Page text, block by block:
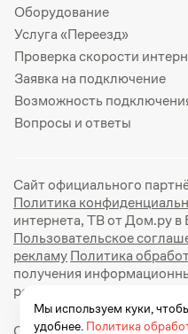
Оборудование
Услуга «Переезд»
Проверка скорости
Заявка на подключение
Возможность
Вопросы и ответы
Сайт официального
Политика
интернета, ТВ от Дом.ру в
Пользовательское
рекламуПолитика
получения
ресурса можно на
Мы используем куки,
удобнее. Политика